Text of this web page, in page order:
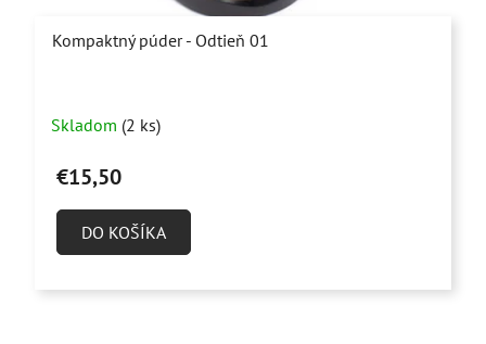
Kompaktný púder - Odtieň 01
hodnotenie
produktu
z
Skladom (2 ks)
€15,50
DO KOŠÍKA